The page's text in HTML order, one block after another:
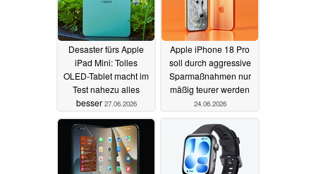
Desaster fürs Apple
iPad Mini: Tolles
OLED-Tablet macht im
Test nahezu alles
besser 27.06.2026
Apple iPhone 18 Pro
soll durch aggressive
Sparmaßnahmen nur
mäßig teurer werden
24.06.2026